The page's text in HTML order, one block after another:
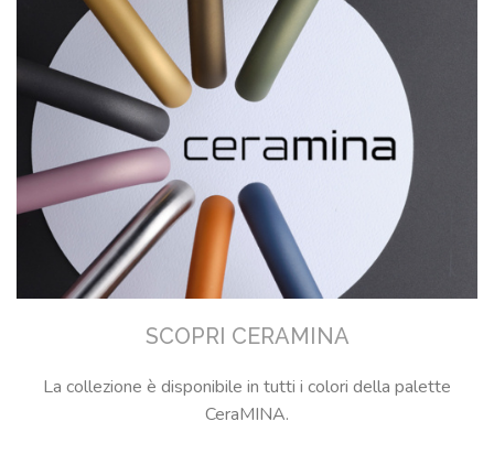
SCOPRI CERAMINA
La collezione è disponibile in tutti i colori della palette
CeraMINA.